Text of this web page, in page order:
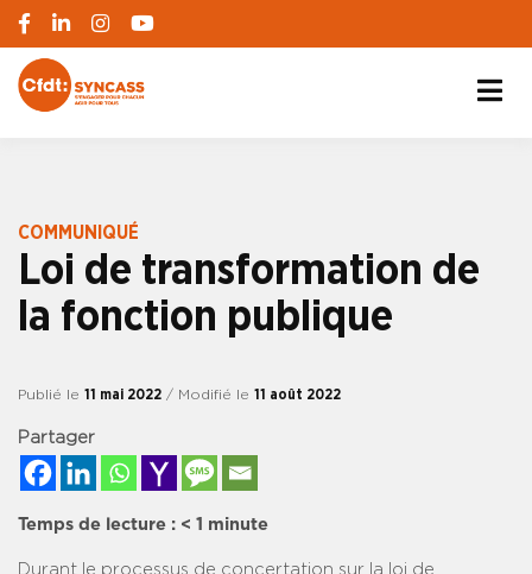
COMMUNIQUÉ
Loi de transformation de
la fonction publique
Publié le 11 mai 2022 / Modifié le 11 août 2022
Partager
Temps de lecture : < 1 minute
Durant le processus de concertation sur la loi de